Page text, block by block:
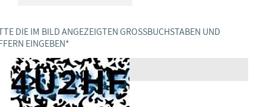
DIE IM BILD ANGEZEIGTEN GROSSBUCHSTABEN UND Z
EINGEBEN *